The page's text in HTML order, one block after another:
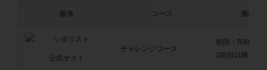
媒体 コース 価格(税
公式サイト
チャレンジコース
初回：500円
2回目以降：